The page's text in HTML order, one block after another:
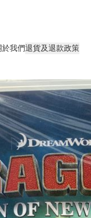
於我們退貨及退款政策